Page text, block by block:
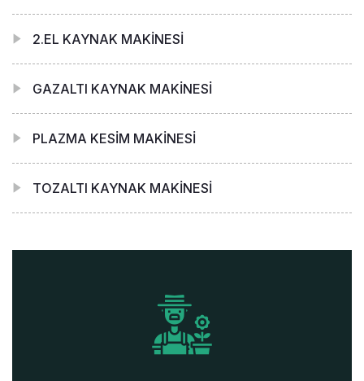
2.EL KAYNAK MAKİNESİ
GAZALTI KAYNAK MAKİNESİ
PLAZMA KESİM MAKİNESİ
TOZALTI KAYNAK MAKİNESİ